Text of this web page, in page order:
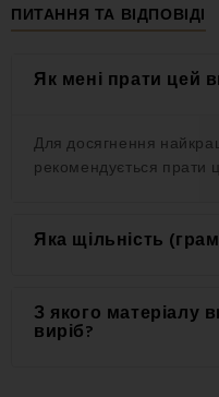
ΠИТАННЯ ТА ВІДПОВІДІ
Як мені прати цей
Для досягнення
рекомендується прати
Яка щільність
Щільність матеріалу,
становить 145 g/m2.
З якого матеріалу
виріб?